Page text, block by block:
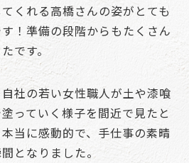
くれる高橋さんの姿がとても
！準備の段階からもたくさん
です。
社の若い女性職人が土や漆喰
っていく様子を間近で見たと
当に感動的で、手仕事の素晴
となりました。